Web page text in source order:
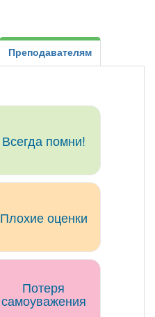
Преподавателям
Всегда помни!
Плохие оценки
Потеря
самоуважения